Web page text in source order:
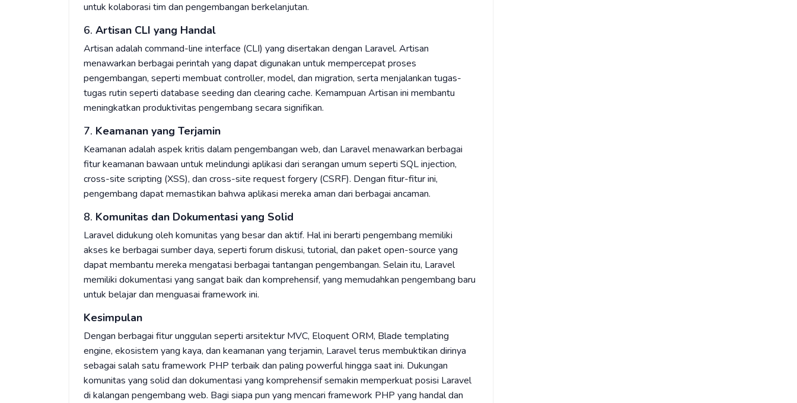
untuk kolaborasi tim dan pengembangan berkelanjutan.
6. Artisan CLI yang Handal
Artisan adalah command-line interface (CLI) yang disertakan dengan Laravel. Artisan
menawarkan berbagai perintah yang dapat digunakan untuk mempercepat proses
pengembangan, seperti membuat controller, model, dan migration, serta menjalankan tugas-
tugas rutin seperti database seeding dan clearing cache. Kemampuan Artisan ini membantu
meningkatkan produktivitas pengembang secara signifikan.
7. Keamanan yang Terjamin
Keamanan adalah aspek kritis dalam pengembangan web, dan Laravel menawarkan berbagai
fitur keamanan bawaan untuk melindungi aplikasi dari serangan umum seperti SQL injection,
cross-site scripting (XSS), dan cross-site request forgery (CSRF). Dengan fitur-fitur ini,
pengembang dapat memastikan bahwa aplikasi mereka aman dari berbagai ancaman.
8. Komunitas dan Dokumentasi yang Solid
Laravel didukung oleh komunitas yang besar dan aktif. Hal ini berarti pengembang memiliki
akses ke berbagai sumber daya, seperti forum diskusi, tutorial, dan paket open-source yang
dapat membantu mereka mengatasi berbagai tantangan pengembangan. Selain itu, Laravel
memiliki dokumentasi yang sangat baik dan komprehensif, yang memudahkan pengembang baru
untuk belajar dan menguasai framework ini.
Kesimpulan
Dengan berbagai fitur unggulan seperti arsitektur MVC, Eloquent ORM, Blade templating
engine, ekosistem yang kaya, dan keamanan yang terjamin, Laravel terus membuktikan dirinya
sebagai salah satu framework PHP terbaik dan paling powerful hingga saat ini. Dukungan
komunitas yang solid dan dokumentasi yang komprehensif semakin memperkuat posisi Laravel
di kalangan pengembang web. Bagi siapa pun yang mencari framework PHP yang handal dan